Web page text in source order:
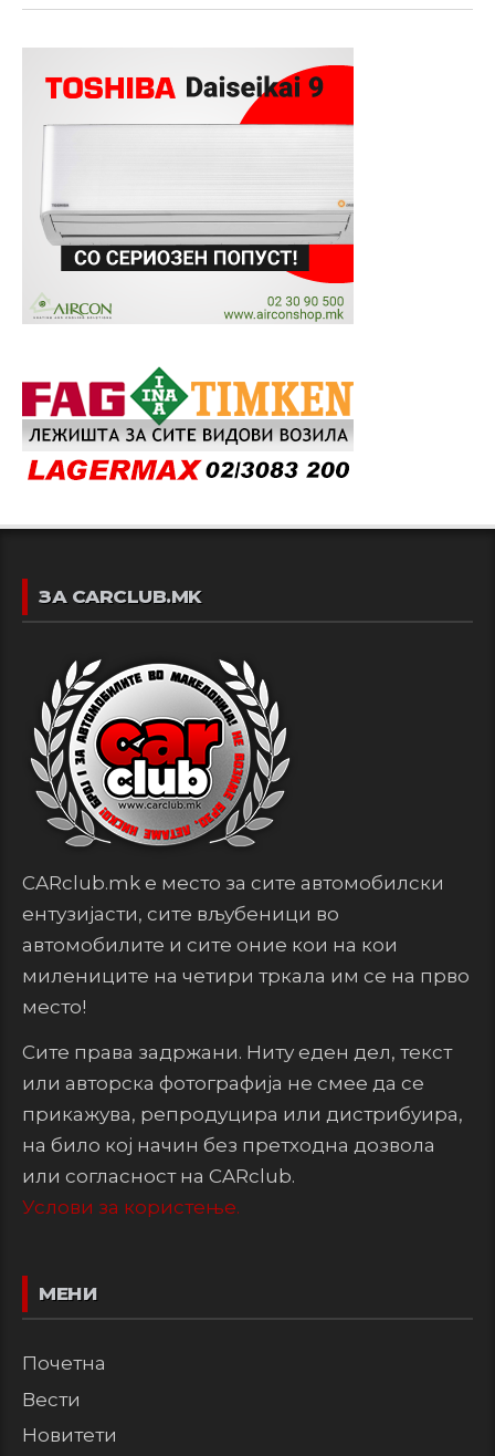
ЗА CARCLUB.MK
CARclub.mk е место за сите автомобилски
ентузијасти, сите вљубеници во
автомобилите и сите оние кои на кои
милениците на четири тркала им се на прво
место!
Сите права задржани. Ниту еден дел, текст
или авторска фотографија не смее да се
прикажува, репродуцира или дистрибуира,
на било кој начин без претходна дозвола
или согласност на CARclub.
Услови за користење.
МЕНИ
Почетна
Вести
Новитети